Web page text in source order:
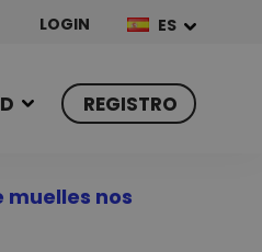
LOGIN ES
REGISTRO
muelles nos